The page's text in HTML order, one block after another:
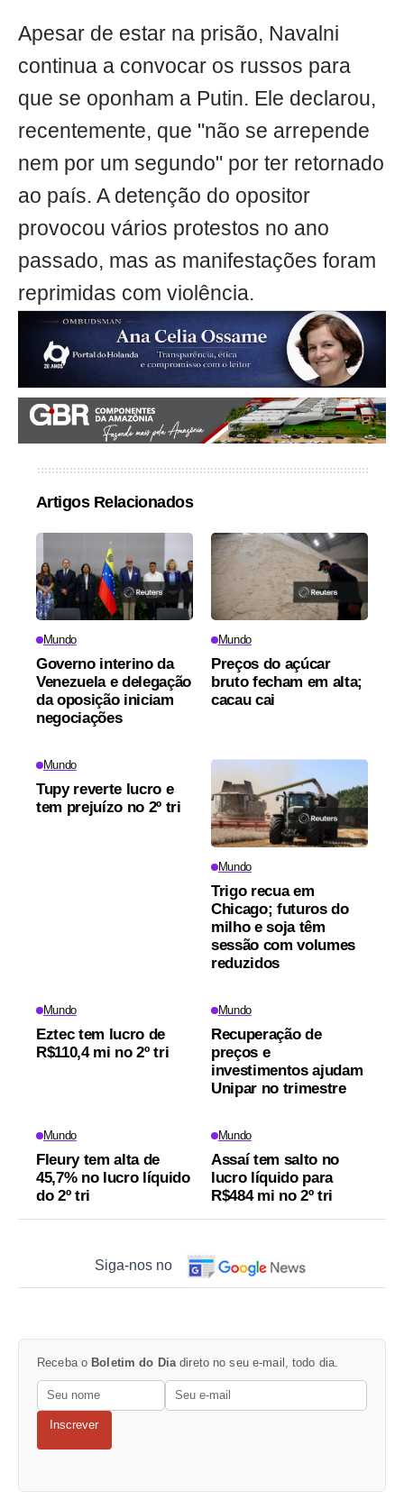
Apesar de estar na prisão, Navalni
continua a convocar os russos para
que se oponham a Putin. Ele declarou,
recentemente, que "não se arrepende
nem por um segundo" por ter retornado
ao país. A detenção do opositor
provocou vários protestos no ano
passado, mas as manifestações foram
reprimidas com violência.
Artigos Relacionados
Mundo
Governo interino da
Venezuela e delegação
da oposição iniciam
negociações
Mundo
Preços do açúcar
bruto fecham em alta;
cacau cai
Mundo
Tupy reverte lucro e
tem prejuízo no 2º tri
Mundo
Trigo recua em
Chicago; futuros do
milho e soja têm
sessão com volumes
reduzidos
Mundo
Eztec tem lucro de
R$110,4 mi no 2º tri
Mundo
Recuperação de
preços e
investimentos ajudam
Unipar no trimestre
Mundo
Fleury tem alta de
45,7% no lucro líquido
do 2º tri
Mundo
Assaí tem salto no
lucro líquido para
R$484 mi no 2º tri
Siga-nos no
Receba o Boletim do Diadireto no seu e-mail, todo dia.
Inscrever